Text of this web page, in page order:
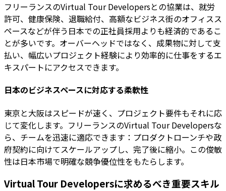
フリーランスのVirtual Tour Developersとの協業は、就労
許可、健康保険、退職給付、高額なビジネス街のオフィスス
ペースなどが伴う日本での正社員採用よりも経済的であるこ
とが多いです。オーバーヘッドではなく、成果物に対して支
払い、幅広いプロジェクト経験により効率的に仕事をするエ
キスパートにアクセスできます。
日本のビジネスペースに対応する柔軟性
東京と大阪はスピードが速く、プロジェクト要件もそれに応
じて変化します。フリーランスのVirtual Tour Developersな
ら、チームを迅速に適応できます：プロダクトローンチや政
府契約に向けてスケールアップし、完了後に縮小。この俊敏
性は日本市場で明確な競争優位性をもたらします。
Virtual Tour Developersに求めるべき重要スキル